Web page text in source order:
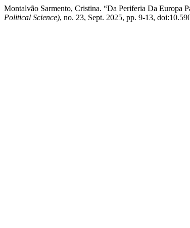
Montalvão Sarmento, Cristina. “Da Periferia Da Europa
Political Science), no. 23, Sept. 2025, pp. 9-13,